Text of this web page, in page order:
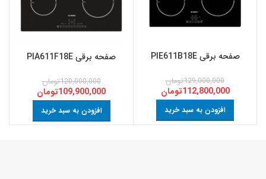
صفحه برقی PIE611B18E
129,000,000تومان
112,800,000تومان
افزودن به سبد خرید
صفحه برقی PIA611F18E
120,000,000تومان
109,900,000تومان
افزودن به سبد خرید